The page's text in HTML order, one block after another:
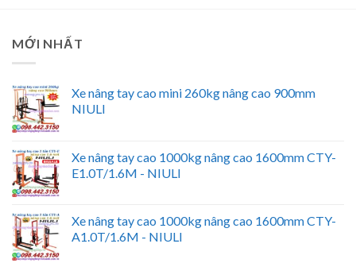
MỚI NHẤT
Xe nâng tay cao mini 260kg nâng cao 900mm
NIULI
Xe nâng tay cao 1000kg nâng cao 1600mm CTY-
E1.0T/1.6M - NIULI
Xe nâng tay cao 1000kg nâng cao 1600mm CTY-
A1.0T/1.6M - NIULI